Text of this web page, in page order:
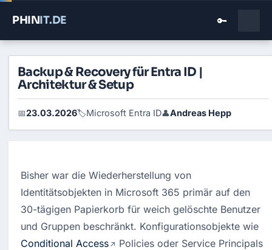
PHINIT.DE 🔑
Backup & Recovery für Entra ID |
Architektur & Setup
📅23.03.2026🏷️Microsoft Entra ID👤Andreas Hepp
Bisher war die Wiederherstellung von
Identitätsobjekten in Microsoft 365 primär auf den
30-tägigen Papierkorb für weich gelöschte Benutzer
und Gruppen beschränkt.
Conditional Access
Policies oder Service Principals